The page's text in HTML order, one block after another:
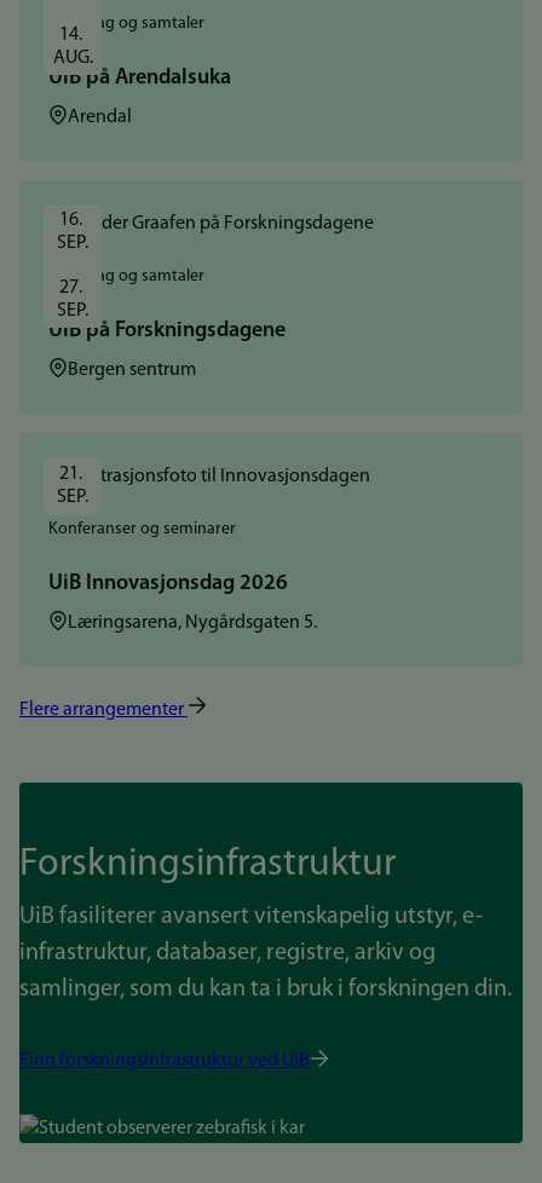
14.
AUG.
Foredrag og samtaler
UiB på Arendalsuka
Sted:Arendal
16.
SEP.
27.
SEP.
Foredrag og samtaler
UiB på Forskningsdagene
Sted:Bergen sentrum
21.
SEP.
Konferanser og seminarer
UiB Innovasjonsdag 2026
Sted:Læringsarena, Nygårdsgaten 5.
Flere arrangementer
Forskningsinfrastruktur
UiB fasiliterer avansert vitenskapelig utstyr, e-
infrastruktur, databaser, registre, arkiv og
samlinger, som du kan ta i bruk i forskningen din.
Finn forskningsinfrastruktur ved UiB
Bilde